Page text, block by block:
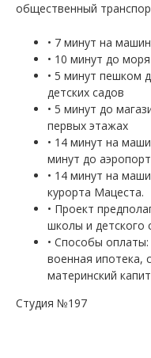
общественный
• 7 минут на
• 10 минут до моря
• 5 минут пешком
детских садов
• 5 минут до
первых этажах
• 14 минут на
минут до
• 14 минут на
курорта Мацеста.
• Проект
школы и детского
• Способы оплаты:
военная ипотека,
материнский
Студия №197